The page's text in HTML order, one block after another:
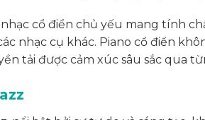
nhạc cổ điển chủ yếu mang tính
nhạc cụ khác. Piano cổ điển
tải được cảm xúc sâu sắc qua